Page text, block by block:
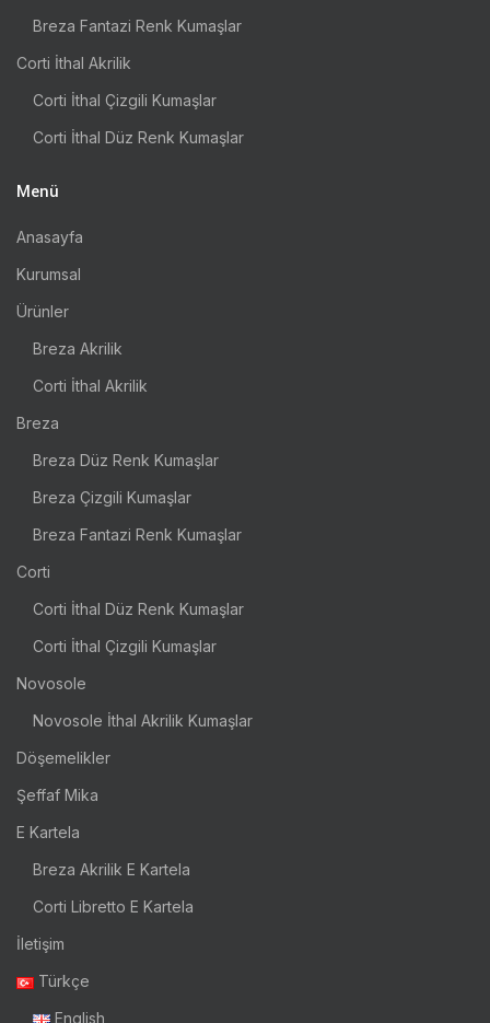
Breza Fantazi Renk Kumaşlar
Corti İthal Akrilik
Corti İthal Çizgili Kumaşlar
Corti İthal Düz Renk Kumaşlar
Menü
Anasayfa
Kurumsal
Ürünler
Breza Akrilik
Corti İthal Akrilik
Breza
Breza Düz Renk Kumaşlar
Breza Çizgili Kumaşlar
Breza Fantazi Renk Kumaşlar
Corti
Corti İthal Düz Renk Kumaşlar
Corti İthal Çizgili Kumaşlar
Novosole
Novosole İthal Akrilik Kumaşlar
Döşemelikler
Şeffaf Mika
E Kartela
Breza Akrilik E Kartela
Corti Libretto E Kartela
İletişim
Türkçe
English